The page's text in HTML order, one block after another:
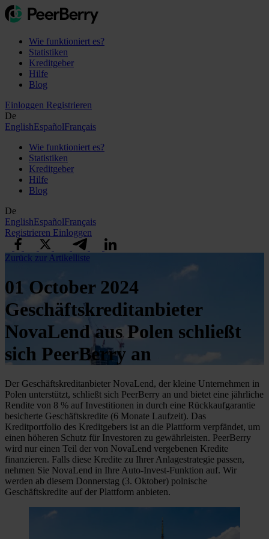
Wie funktioniert es?
Statistiken
Kreditgeber
Hilfe
Blog
Einloggen Registrieren
De
EnglishEspañolFrançais
Wie funktioniert es?
Statistiken
Kreditgeber
Hilfe
Blog
De
EnglishEspañolFrançais
Registrieren Einloggen
Zurück zur Artikelliste
01 October 2024
Geschäftskreditanbieter
NovaLend aus Polen schließt
sich PeerBerry an
Der Geschäftskreditanbieter NovaLend, der kleine Unternehmen in
Polen unterstützt, schließt sich PeerBerry an und bietet eine jährliche
Rendite von 8 % auf Investitionen in durch eine Rückkaufgarantie
besicherte Geschäftskredite (6 Monate Laufzeit). Das
Kreditportfolio des Kreditgebers ist an die Plattform verpfändet, um
einen höheren Schutz für Investoren zu gewährleisten. PeerBerry
wird nur einen Teil der von NovaLend vergebenen Kredite
finanzieren. Falls diese Kredite zu Ihrer Anlagestrategie passen,
nehmen Sie NovaLend in Ihre Auto-Invest-Funktion auf. Wir
werden ab diesem Donnerstag (3. Oktober) polnische
Geschäftskredite auf der Plattform anbieten.